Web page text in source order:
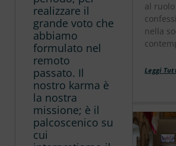
realizzare il
grande voto che
abbiamo
formulato nel
remoto
passato. Il
nostro karma è
la nostra
missione; è il
palcoscenico su
cui
al
nella
Leggi